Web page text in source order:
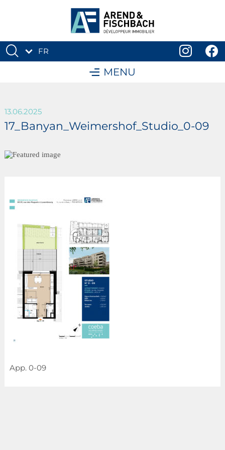
FR
MENU
13.06.2025
17_Banyan_Weimershof_Studio_0-09
App. 0-09